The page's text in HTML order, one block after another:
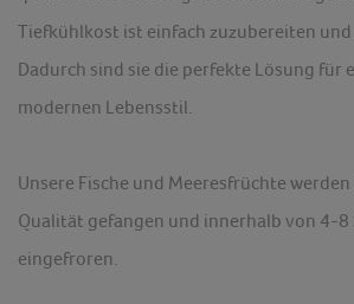
Tiefkühlkost ist einfach zuzubereiten
Dadurch sind sie die perfekte Lösung für
modernen Lebensstil.
Unsere Fische und Meeresfrüchte
Qualität gefangen und innerhalb von 4-8
eingefroren.